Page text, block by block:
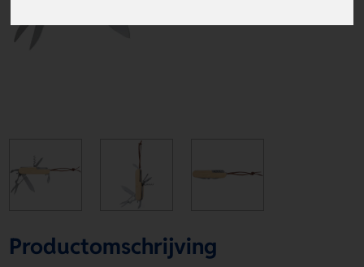
Productomschrijving